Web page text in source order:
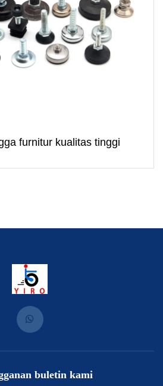
furnitur kualitas tinggi
buletin kami